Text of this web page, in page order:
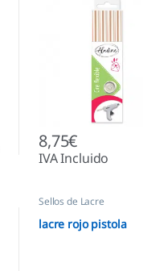
8,75€
IVA Incluido
Sellos de Lacre
lacre rojo pistola